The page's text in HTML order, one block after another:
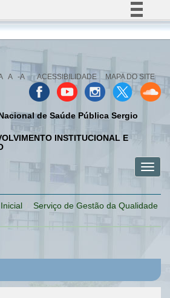
Simplifique!
Participe
Acesso à informação
Legislação
Canais
A -A ACESSIBILIDADE MAPA DO SITE
de Saúde Pública Sergio
INSTITUCIONAL E
menu
menu
menu
Serviço de Gestão da Qualidade